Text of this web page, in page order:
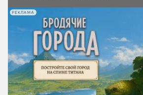
РЕКЛАМА